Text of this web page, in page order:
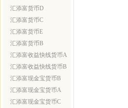
汇添富货币D
汇添富货币C
汇添富货币E
汇添富货币B
汇添富收益快线货币A
汇添富收益快线货币B
汇添富现金宝货币B
汇添富现金宝货币A
汇添富现金宝货币C